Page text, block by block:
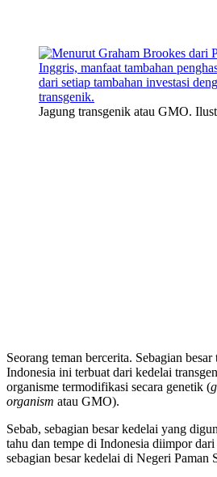
Jagung transgenik atau GMO.
Seorang teman bercerita. Sebagian
Indonesia ini terbuat dari kedelai
organisme termodifikasi secara genetik (
organism atau GMO).
Sebab, sebagian besar kedelai yang
tahu dan tempe di Indonesia diimpor
sebagian besar kedelai di Negeri Paman